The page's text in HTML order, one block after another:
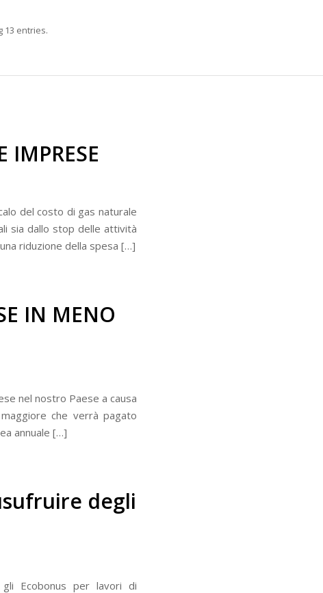
entries.
IMPRESE
del costo di gas naturale
sia dallo stop delle attività
riduzione della spesa […]
IN MENO
nel nostro Paese a causa
che verrà pagato
annuale […]
degli
Ecobonus per lavori di